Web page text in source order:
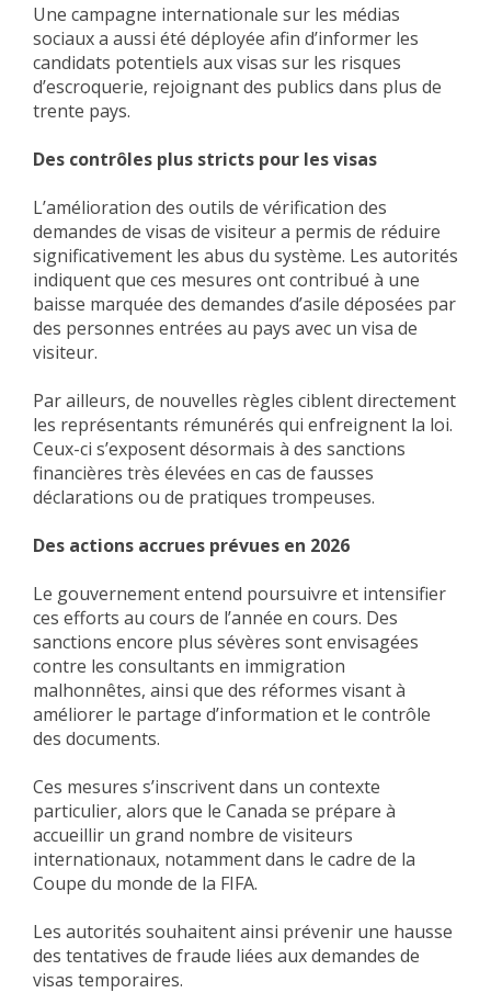
Une campagne internationale sur les médias
sociaux a aussi été déployée afin d’informer les
candidats potentiels aux visas sur les risques
d’escroquerie, rejoignant des publics dans plus de
trente pays.
Des contrôles plus stricts pour les visas
L’amélioration des outils de vérification des
demandes de visas de visiteur a permis de réduire
significativement les abus du système. Les autorités
indiquent que ces mesures ont contribué à une
baisse marquée des demandes d’asile déposées par
des personnes entrées au pays avec un visa de
visiteur.
Par ailleurs, de nouvelles règles ciblent directement
les représentants rémunérés qui enfreignent la loi.
Ceux-ci s’exposent désormais à des sanctions
financières très élevées en cas de fausses
déclarations ou de pratiques trompeuses.
Des actions accrues prévues en 2026
Le gouvernement entend poursuivre et intensifier
ces efforts au cours de l’année en cours. Des
sanctions encore plus sévères sont envisagées
contre les consultants en immigration
malhonnêtes, ainsi que des réformes visant à
améliorer le partage d’information et le contrôle
des documents.
Ces mesures s’inscrivent dans un contexte
particulier, alors que le Canada se prépare à
accueillir un grand nombre de visiteurs
internationaux, notamment dans le cadre de la
Coupe du monde de la FIFA.
Les autorités souhaitent ainsi prévenir une hausse
des tentatives de fraude liées aux demandes de
visas temporaires.